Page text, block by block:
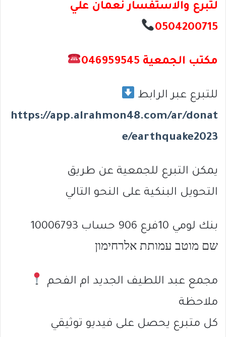
لتبرع والاستفسار نعمان علي
0504200715
مكتب الجمعية 046959545
للتبرع عبر الرابط
https://app.alrahmon48.com/ar/donat
e/earthquake2023
يمكن التبرع للجمعية عن طريق
التحويل البنكية على النحو التالي
بنك لومي 10فرع 906 حساب 10006793
שם מוטב עמותת אלרחימון
مجمع عبد اللطيف الجديد ام الفحم
ملاحظة
كل متبرع يحصل على فيديو توثيقي